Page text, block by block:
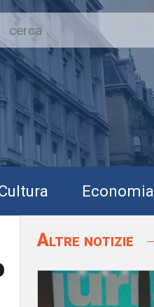
Economia
Altre notizie